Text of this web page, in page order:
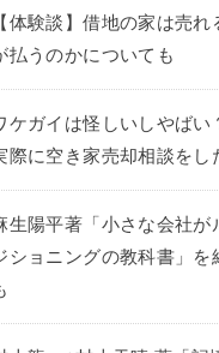
体験談】借地の家は売れ
払うのかについても
ケガイは怪しいしやばい
際に空き家売却相談をし
生陽平著「小さな会社が
ショニングの教科書」を